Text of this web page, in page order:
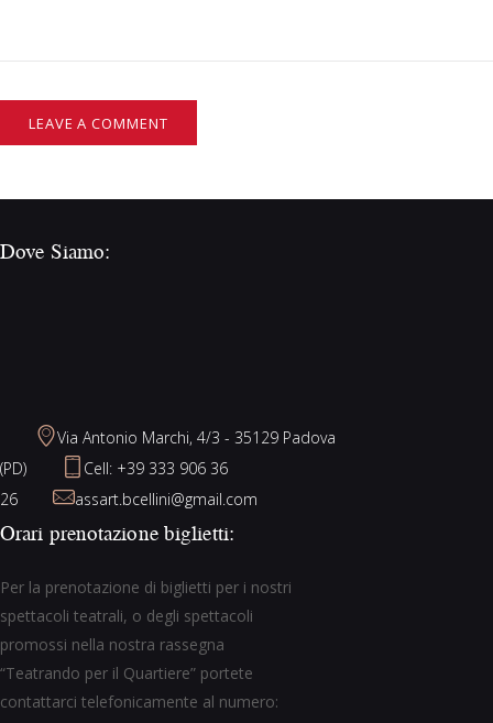
Dove Siamo:
Via Antonio Marchi, 4/3 - 35129 Padova
(PD)
Cell: +39 333 906 36
26
assart.bcellini@gmail.com
Orari prenotazione biglietti:
Per la prenotazione di biglietti per i nostri
spettacoli teatrali, o degli spettacoli
promossi nella nostra rassegna
“Teatrando per il Quartiere” portete
contattarci telefonicamente al numero: